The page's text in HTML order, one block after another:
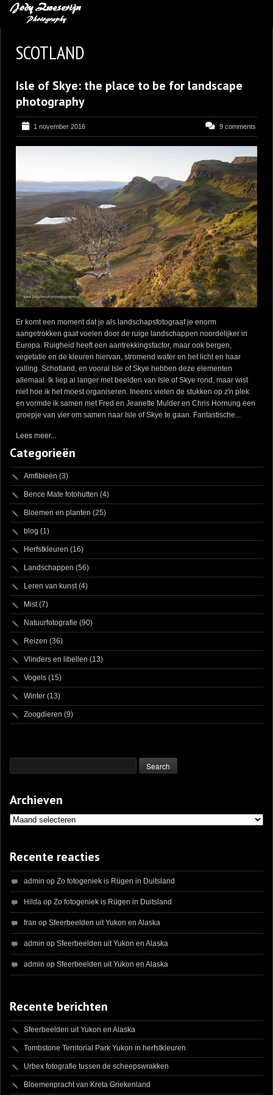
BLOG
LEREN VAN KUNST
BENCE MATE FOTOHUTTEN
OVER MIJ
SCOTLAND
Isle of Skye: the place to be for landscape
photography
1 november 2016 9 comments
Er komt een moment dat je als landschapsfotograaf je enorm
aangetrokken gaat voelen door de ruige landschappen noordelijker in
Europa. Ruigheid heeft een aantrekkingsfactor, maar ook bergen,
vegetatie en de kleuren hiervan, stromend water en het licht en haar
valling. Schotland, en vooral Isle of Skye hebben deze elementen
allemaal. Ik liep al langer met beelden van Isle of Skye rond, maar wist
niet hoe ik het moest organiseren. Ineens vielen de stukken op z'n plek
en vormde ik samen met Fred en Jeanette Mulder en Chris Hornung een
groepje van vier om samen naar Isle of Skye te gaan. Fantastische...
Lees meer...
Categorieën
Amfibieën (3)
Bence Mate fotohutten (4)
Bloemen en planten (25)
blog (1)
Herfstkleuren (16)
Landschappen (56)
Leren van kunst(4)
Mist(7)
Natuurfotografie (90)
Reizen (36)
Vlinders en libellen (13)
Vogels (15)
Winter (13)
Zoogdieren (9)
Archieven
Archieven
Recente reacties
admin op Zo fotogeniek is Rügen in Duitsland
Hilda op Zo fotogeniek is Rügen in Duitsland
fran op Sfeerbeelden uit Yukon en Alaska
admin op Sfeerbeelden uit Yukon en Alaska
admin op Sfeerbeelden uit Yukon en Alaska
Recente berichten
Sfeerbeelden uit Yukon en Alaska
Tombstone Territorial Park Yukon in herfstkleuren
Urbex fotografie tussen de scheepswrakken
Bloemenpracht van Kreta Griekenland